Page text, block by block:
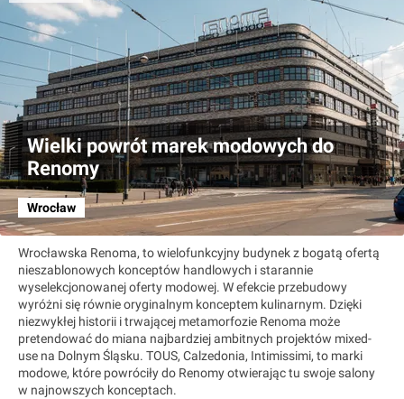
Wielki powrót marek modowych do
Renomy
Wrocław
Wrocławska Renoma, to wielofunkcyjny budynek z bogatą ofertą
nieszablonowych konceptów handlowych i starannie
wyselekcjonowanej oferty modowej. W efekcie przebudowy
wyróżni się równie oryginalnym konceptem kulinarnym. Dzięki
niezwykłej historii i trwającej metamorfozie Renoma może
pretendować do miana najbardziej ambitnych projektów mixed-
use na Dolnym Śląsku. TOUS, Calzedonia, Intimissimi, to marki
modowe, które powróciły do Renomy otwierając tu swoje salony
w najnowszych konceptach.